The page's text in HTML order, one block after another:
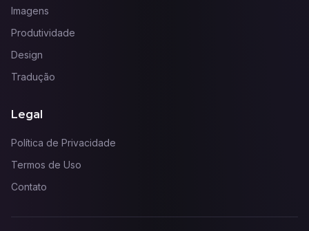
Imagens
Produtividade
Design
Tradução
Legal
Política de Privacidade
Termos de Uso
Contato